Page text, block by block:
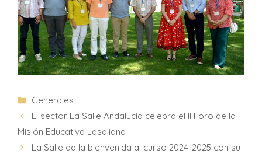
Generales
El sector La Salle Andalucía celebra el II Foro de la
Misión Educativa Lasaliana
La Salle da la bienvenida al curso 2024-2025 con su